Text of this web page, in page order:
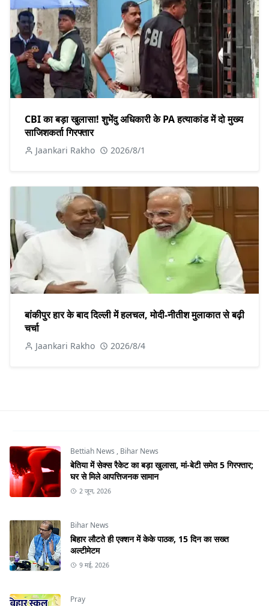
CBI का बड़ा खुलासा! शुभेंदु अधिकारी के PA हत्याकांड में दो मुख्य
साजिशकर्ता गिरफ्तार
Jaankari Rakho 2026/8/1
बांकीपुर हार के बाद दिल्ली में हलचल, मोदी-नीतीश मुलाकात से बढ़ी
चर्चा
Jaankari Rakho 2026/8/4
Bettiah News , Bihar News
बेतिया में सेक्स रैकेट का बड़ा खुलासा, मां-बेटी समेत 5 गिरफ्तार;
घर से मिले आपत्तिजनक सामान
2 जून, 2026
Bihar News
बिहार लौटते ही एक्शन में केके पाठक, 15 दिन का सख्त
अल्टीमेटम
9 मई, 2026
Pray